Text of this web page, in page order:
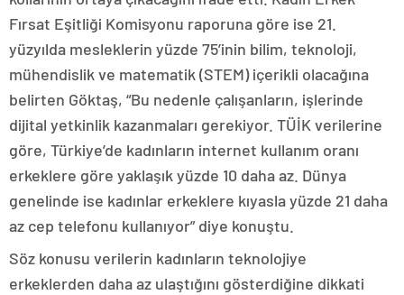
Fırsat Eşitliği Komisyonu raporuna göre ise 21.
yüzyılda mesleklerin yüzde 75’inin bilim, teknoloji,
mühendislik ve matematik (STEM) içerikli olacağına
belirten Göktaş, “Bu nedenle çalışanların, işlerinde
dijital yetkinlik kazanmaları gerekiyor. TÜİK verilerine
göre, Türkiye’de kadınların internet kullanım oranı
erkeklere göre yaklaşık yüzde 10 daha az. Dünya
genelinde ise kadınlar erkeklere kıyasla yüzde 21 daha
az cep telefonu kullanıyor” diye konuştu.
Söz konusu verilerin kadınların teknolojiye
erkeklerden daha az ulaştığını gösterdiğine dikkati